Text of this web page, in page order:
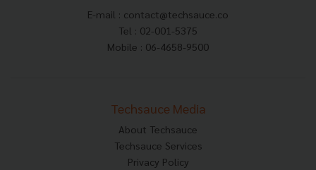
E-mail : contact@techsauce.co
Tel : 02-001-5375
Mobile : 06-4658-9500
Techsauce Media
About Techsauce
Techsauce Services
Privacy Policy